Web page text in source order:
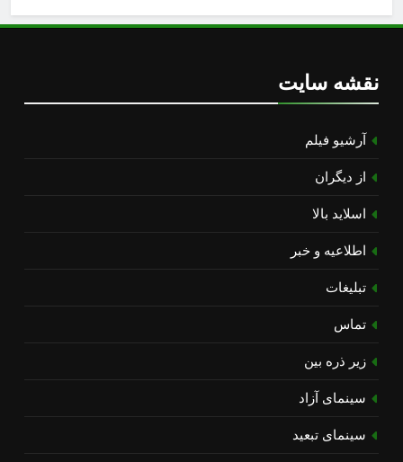
نقشه سایت
آرشیو فیلم
از دیگران
اسلاید بالا
اطلاعیه و خبر
تبلیغات
تماس
زیر ذره بین
سینمای آزاد
سینمای تبعید